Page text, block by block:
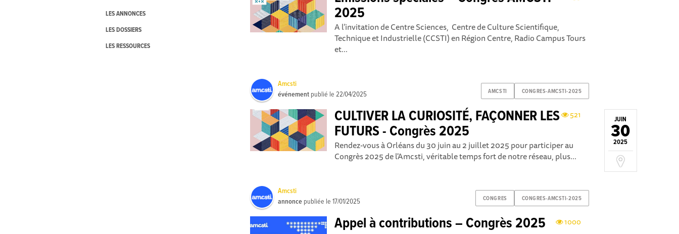
LES ANNONCES
LES DOSSIERS
LES RESSOURCES
2025
A l’invitation de Centre Sciences, Centre de Culture Scientifique,
Technique et Industrielle (CCSTI) en Région Centre, Radio Campus Tours
et...
AMCSTI CONGRES-AMCSTI-2025
Amcsti
événement publié le22/04/2025
JUIN
30
2025
521
CULTIVER LA CURIOSITÉ, FAÇONNER LES
FUTURS - Congrès 2025
Rendez-vous à Orléans du 30 juin au 2 juillet 2025 pour participer au
Congrès 2025 de l'Amcsti, véritable temps fort de notre réseau, plus...
CONGRES CONGRES-AMCSTI-2025
Amcsti
annonce publiée le17/01/2025
1000
Appel à contributions – Congrès 2025